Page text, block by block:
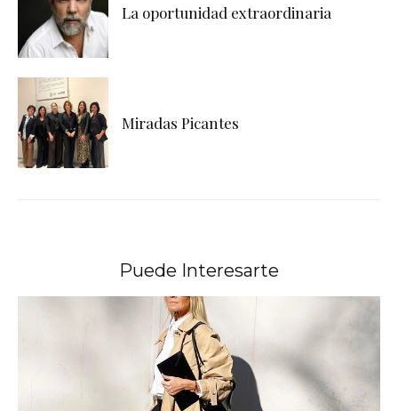
La oportunidad extraordinaria
Miradas Picantes
Puede Interesarte